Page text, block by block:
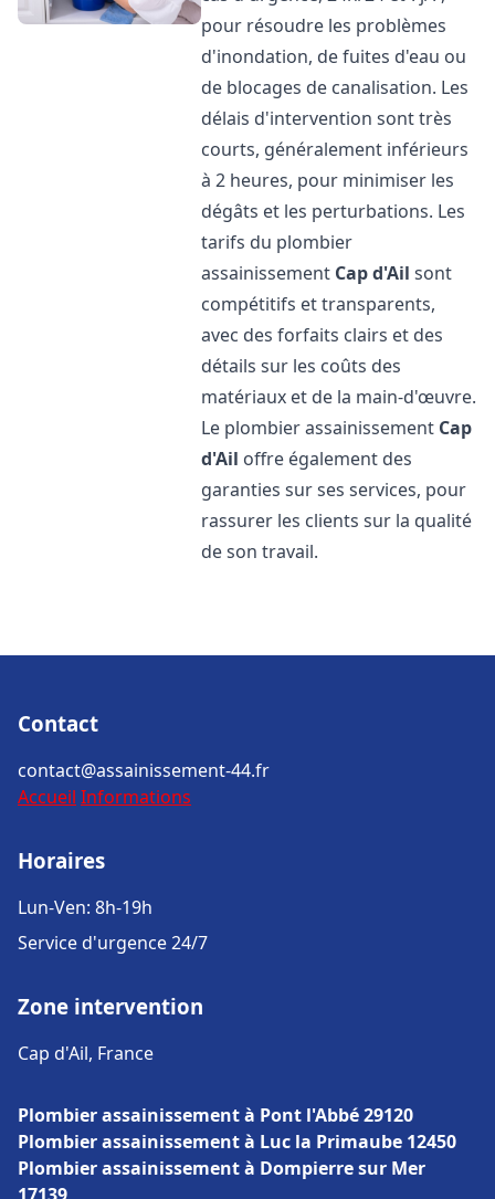
pour résoudre les problèmes
d'inondation, de fuites d'eau ou
de blocages de canalisation. Les
délais d'intervention sont très
courts, généralement inférieurs
à 2 heures, pour minimiser les
dégâts et les perturbations. Les
tarifs du plombier
assainissement Cap d'Ail sont
compétitifs et transparents,
avec des forfaits clairs et des
détails sur les coûts des
matériaux et de la main-d'œuvre.
Le plombier assainissement Cap
d'Ail offre également des
garanties sur ses services, pour
rassurer les clients sur la qualité
de son travail.
Contact
contact@assainissement-44.fr
Accueil Informations
Horaires
Lun-Ven: 8h-19h
Service d'urgence 24/7
Zone intervention
Cap d'Ail, France
Plombier assainissement à Pont l'Abbé 29120
Plombier assainissement à Luc la Primaube 12450
Plombier assainissement à Dompierre sur Mer